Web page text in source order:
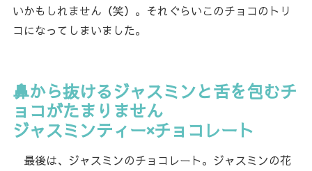
いかもしれません（笑）。それぐらいこのチョコのトリ
コになってしまいました。
鼻から抜けるジャスミンと舌を包むチ
ョコがたまりません
ジャスミンティー×チョコレート
最後は、ジャスミンのチョコレート。ジャスミンの花